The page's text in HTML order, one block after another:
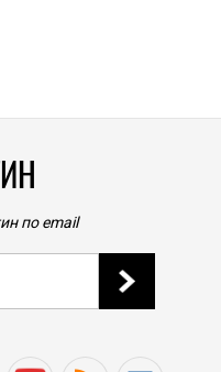
по email